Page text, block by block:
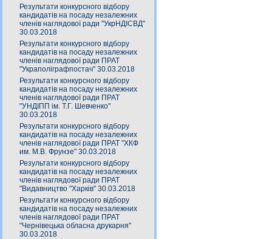
Результати конкурсного відбору
кандидатів на посаду незалежних
членів наглядової ради "УкрНДІСВД"
30.03.2018
Результати конкурсного відбору
кандидатів на посаду незалежних
членів наглядової ради ПРАТ
"Украполіграфпостач" 30.03.2018
Результати конкурсного відбору
кандидатів на посаду незалежних
членів наглядової ради ПРАТ
"УНДІПП ім. Т.Г. Шевченко"
30.03.2018
Результати конкурсного відбору
кандидатів на посаду незалежних
членів наглядової ради ПРАТ "ХКФ
им. М.В. Фрунзе" 30.03.2018
Результати конкурсного відбору
кандидатів на посаду незалежних
членів наглядової ради ПРАТ
"Видавництво "Харків" 30.03.2018
Результати конкурсного відбору
кандидатів на посаду незалежних
членів наглядової ради ПРАТ
"Чернівецька обласна друкарня"
30.03.2018